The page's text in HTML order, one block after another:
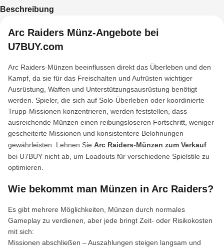
Beschreibung
Arc Raiders Münz-Angebote bei
U7BUY.com
Arc Raiders-Münzen beeinflussen direkt das Überleben und den
Kampf, da sie für das Freischalten und Aufrüsten wichtiger
Ausrüstung, Waffen und Unterstützungsausrüstung benötigt
werden. Spieler, die sich auf Solo-Überleben oder koordinierte
Trupp-Missionen konzentrieren, werden feststellen, dass
ausreichende Münzen einen reibungsloseren Fortschritt, weniger
gescheiterte Missionen und konsistentere Belohnungen
gewährleisten. Lehnen Sie Arc Raiders-Münzen zum Verkauf
bei U7BUY nicht ab, um Loadouts für verschiedene Spielstile zu
optimieren.
Wie bekommt man Münzen in Arc Raiders?
Es gibt mehrere Möglichkeiten, Münzen durch normales
Gameplay zu verdienen, aber jede bringt Zeit- oder Risikokosten
mit sich:
Missionen abschließen – Auszahlungen steigen langsam und